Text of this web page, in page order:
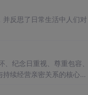
反思了日常生活中人们对
纪念日重视、尊重包容、
续经营亲密关系的核心理